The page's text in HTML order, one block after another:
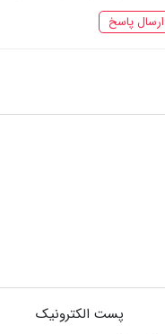
ارسال پاسخ
پست الکترونیک